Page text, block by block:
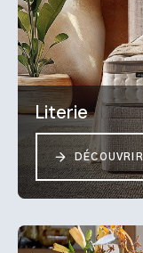
Literie
DÉCOUVRIR